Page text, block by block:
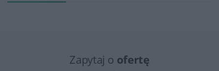
Zapytaj o ofertę